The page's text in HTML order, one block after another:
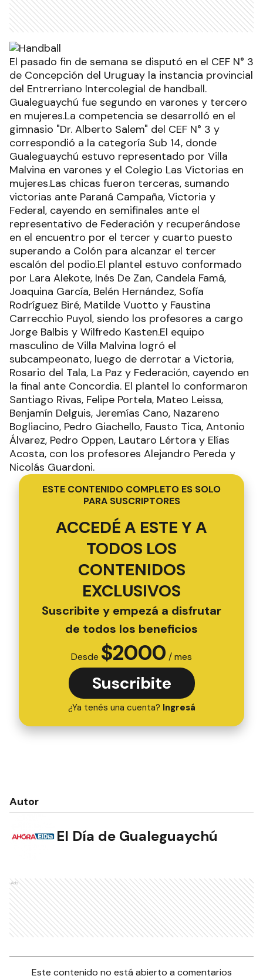
El pasado fin de semana se disputó en el CEF N° 3
de Concepción del Uruguay la instancia provincial
del Entrerriano Intercolegial de handball.
Gualeguaychú fue segundo en varones y tercero
en mujeres.La competencia se desarrolló en el
gimnasio "Dr. Alberto Salem" del CEF N° 3 y
correspondió a la categoría Sub 14, donde
Gualeguaychú estuvo representado por Villa
Malvina en varones y el Colegio Las Victorias en
mujeres.Las chicas fueron terceras, sumando
victorias ante Paraná Campaña, Victoria y
Federal, cayendo en semifinales ante el
representativo de Federación y recuperándose
en el encuentro por el tercer y cuarto puesto
superando a Colón para alcanzar el tercer
escalón del podio.El plantel estuvo conformado
por Lara Alekote, Inés De Zan, Candela Famá,
Joaquina García, Belén Hernández, Sofía
Rodríguez Biré, Matilde Vuotto y Faustina
Carrecchio Puyol, siendo los profesores a cargo
Jorge Balbis y Wilfredo Kasten.El equipo
masculino de Villa Malvina logró el
subcampeonato, luego de derrotar a Victoria,
Rosario del Tala, La Paz y Federación, cayendo en
la final ante Concordia. El plantel lo conformaron
Santiago Rivas, Felipe Portela, Mateo Leissa,
Benjamín Delguis, Jeremías Cano, Nazareno
Bogliacino, Pedro Giachello, Fausto Tica, Antonio
Álvarez, Pedro Oppen, Lautaro Lértora y Elías
Acosta, con los profesores Alejandro Pereda y
Nicolás Guardoni.
ESTE CONTENIDO COMPLETO ES SOLO
PARA SUSCRIPTORES
ACCEDÉ A ESTE Y A
TODOS LOS
CONTENIDOS
EXCLUSIVOS
Suscribite y empezá a disfrutar
de todos los beneficios
Desde $2000 / mes
Suscribite
¿Ya tenés una cuenta? Ingresá
Autor
El Día de Gualeguaychú
Ads
Este contenido no está abierto a comentarios